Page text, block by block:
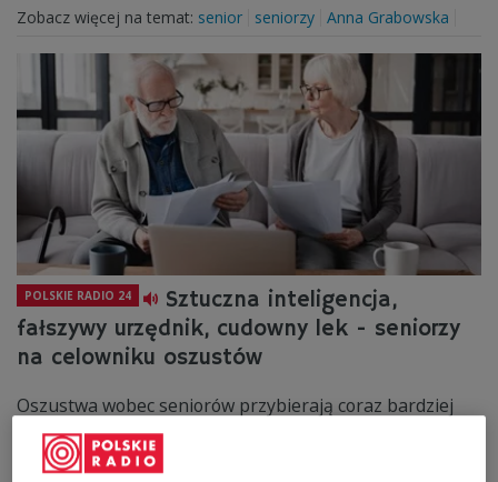
Zobacz więcej na temat: senior seniorzy Anna Grabowska
POLSKIE RADIO 24
Sztuczna inteligencja,
fałszywy urzędnik, cudowny lek - seniorzy
na celowniku oszustów
Oszustwa wobec seniorów przybierają coraz bardziej
inwestycji po klasyczne metody "na wnuczka" czy "na
pracownika gazowni". W finałowej audycji z cyklu